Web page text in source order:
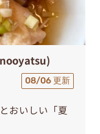
08/06 更新
おいしい「夏